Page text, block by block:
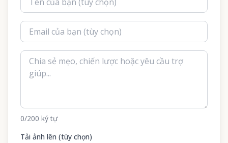
0/200 ký tự
Tải ảnh lên (tùy chọn)